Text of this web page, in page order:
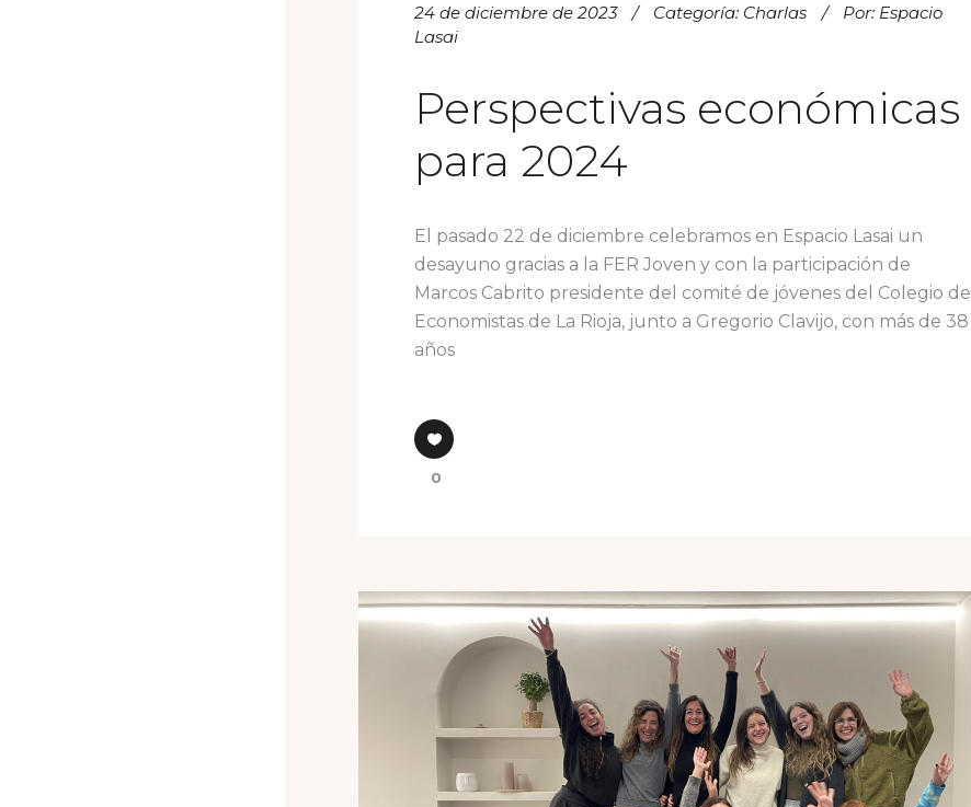
24 de diciembre de 2023 Categoría: Charlas Por: Espacio
Lasai
Perspectivas económicas
para 2024
El pasado 22 de diciembre celebramos en Espacio Lasai un
desayuno gracias a la FER Joven y con la participación de
Marcos Cabrito presidente del comité de jóvenes del Colegio de
Economistas de La Rioja, junto a Gregorio Clavijo, con más de 38
años
0